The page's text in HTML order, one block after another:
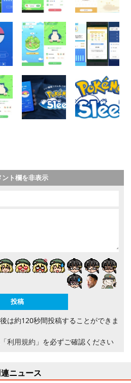
ント欄を非表示
は約120秒間投稿することができま
「利用規約」 を必ずご確認ください
ニュース